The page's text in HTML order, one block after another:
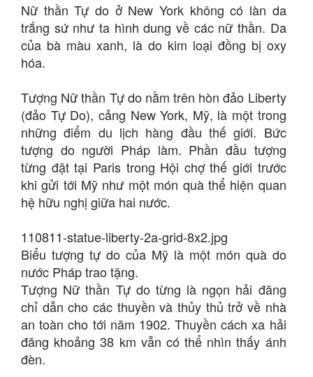
Nữ thần Tự do ở New York không có làn da
trắng sứ như ta hình dung về các nữ thần. Da
của bà màu xanh, là do kim loại đồng bị oxy
hóa.
Tượng Nữ thần Tự do nằm trên hòn đảo Liberty
(đảo Tự Do), cảng New York, Mỹ, là một trong
những điểm du lịch hàng đầu thế giới. Bức
tượng do người Pháp làm. Phần đầu tượng
từng đặt tại Paris trong Hội chợ thế giới trước
khi gửi tới Mỹ như một món quà thể hiện quan
hệ hữu nghị giữa hai nước.
110811-statue-liberty-2a-grid-8x2.jpg
Biểu tượng tự do của Mỹ là một món quà do
nước Pháp trao tặng.
Tượng Nữ thần Tự do từng là ngọn hải đăng
chỉ dẫn cho các thuyền và thủy thủ trở về nhà
an toàn cho tới năm 1902. Thuyền cách xa hải
đăng khoảng 38 km vẫn có thể nhìn thấy ánh
đèn.